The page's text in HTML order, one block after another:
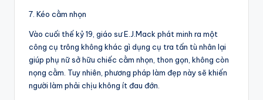
7. Kéo cằm nhọn
Vào cuối thế kỷ 19, giáo sư E.J.Mack phát minh ra một
công cụ trông không khác gì dụng cụ tra tấn tù nhân lại
giúp phụ nữ sở hữu chiếc cằm nhọn, thon gọn, không còn
nọng cằm. Tuy nhiên, phương pháp làm đẹp này sẽ khiến
người làm phải chịu không ít đau đớn.